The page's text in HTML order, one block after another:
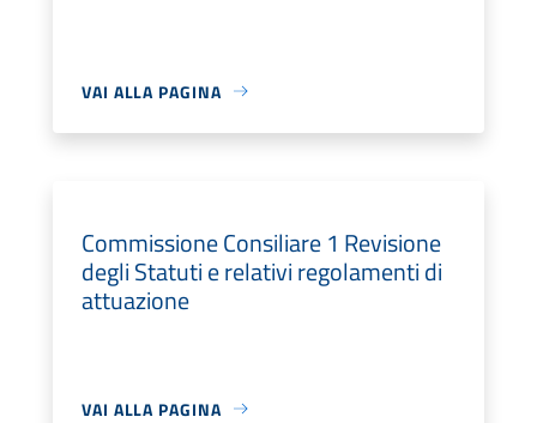
VAI ALLA PAGINA
Commissione Consiliare 1 Revisione
degli Statuti e relativi regolamenti di
attuazione
VAI ALLA PAGINA